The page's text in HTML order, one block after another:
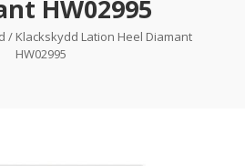
HW02995
/ Klackskydd Lation Heel Diamant
HW02995